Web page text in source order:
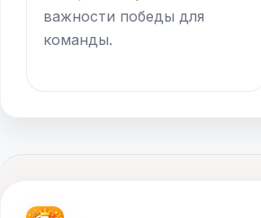
важности победы для
команды.